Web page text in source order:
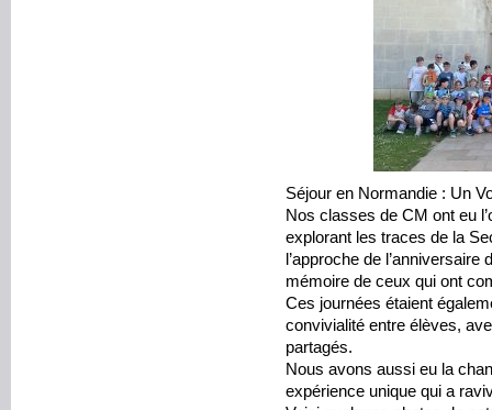
Séjour en Normandie : Un
Nos classes de CM ont eu
explorant les traces de la
l’approche de
mémoire de ceux qui ont
Ces journées étaient
convivialité entre élèves,
partagés.
Nous avons aussi eu la
expérience unique qui a